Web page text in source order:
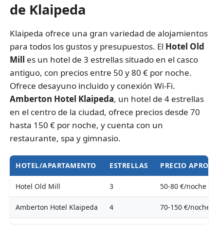
de Klaipeda
Klaipeda ofrece una gran variedad de alojamientos
para todos los gustos y presupuestos. El Hotel Old
Mill es un hotel de 3 estrellas situado en el casco
antiguo, con precios entre 50 y 80 € por noche.
Ofrece desayuno incluido y conexión Wi-Fi.
Amberton Hotel Klaipeda, un hotel de 4 estrellas
en el centro de la ciudad, ofrece precios desde 70
hasta 150 € por noche, y cuenta con un
restaurante, spa y gimnasio.
HOTEL/APARTAMENTO ESTRELLAS PRECIO
Hotel Old Mill 3 50-80 €/noche
Amberton Hotel Klaipeda 4 70-150 €/noche